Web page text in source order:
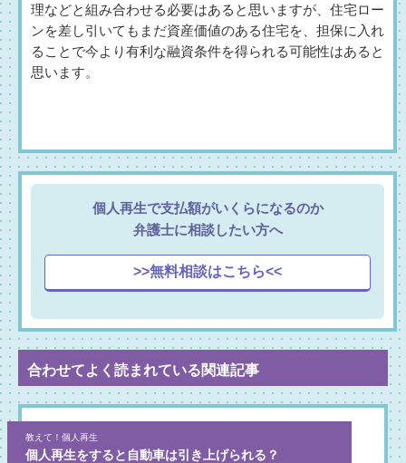
理などと組み合わせる必要はあると思いますが、住宅ロー
ンを差し引いてもまだ資産価値のある住宅を、担保に入れ
ることで今より有利な融資条件を得られる可能性はあると
思います。
個人再生で支払額がいくらになるのか
弁護士に相談したい方へ
>>無料相談はこちら<<
合わせてよく読まれている関連記事
教えて！個人再生
個人再生をすると自動車は引き上げられる？